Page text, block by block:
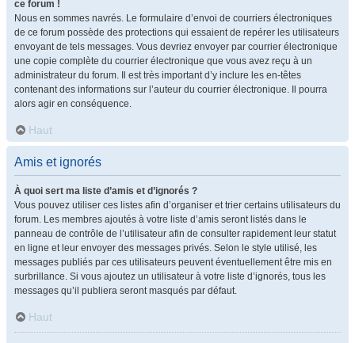
ce forum !
Nous en sommes navrés. Le formulaire d’envoi de courriers électroniques
de ce forum possède des protections qui essaient de repérer les utilisateurs
envoyant de tels messages. Vous devriez envoyer par courrier électronique
une copie complète du courrier électronique que vous avez reçu à un
administrateur du forum. Il est très important d’y inclure les en-têtes
contenant des informations sur l’auteur du courrier électronique. Il pourra
alors agir en conséquence.
Haut
Amis et ignorés
À quoi sert ma liste d’amis et d’ignorés ?
Vous pouvez utiliser ces listes afin d’organiser et trier certains utilisateurs du
forum. Les membres ajoutés à votre liste d’amis seront listés dans le
panneau de contrôle de l’utilisateur afin de consulter rapidement leur statut
en ligne et leur envoyer des messages privés. Selon le style utilisé, les
messages publiés par ces utilisateurs peuvent éventuellement être mis en
surbrillance. Si vous ajoutez un utilisateur à votre liste d’ignorés, tous les
messages qu’il publiera seront masqués par défaut.
Haut